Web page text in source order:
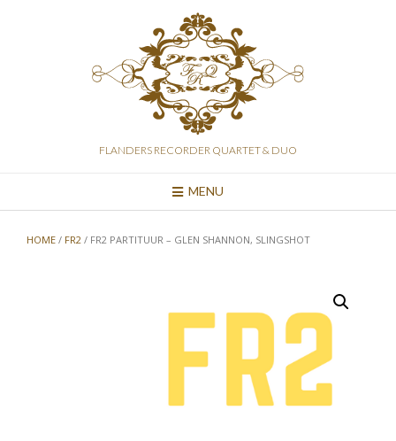
FLANDERS RECORDER QUARTET & DUO
MENU
HOME / FR2 / FR2 PARTITUUR – GLEN SHANNON, SLINGSHOT